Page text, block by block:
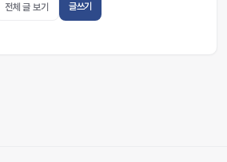
전체 글 보기 글쓰기